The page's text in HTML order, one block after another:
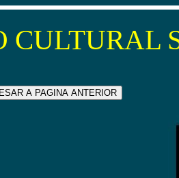
CULTURAL
A PAGINA ANTERIOR